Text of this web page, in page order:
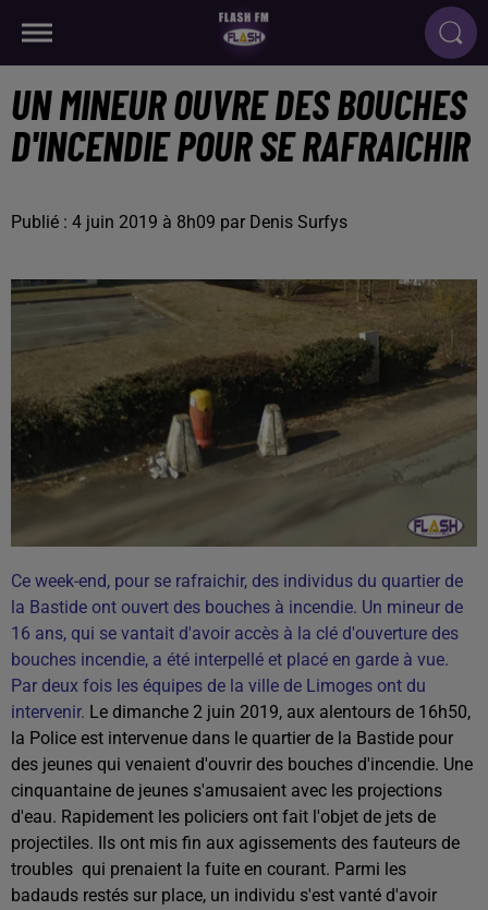
UN MINEUR OUVRE DES BOUCHES
D'INCENDIE POUR SE RAFRAICHIR
Publié : 4 juin 2019 à 8h09 par Denis Surfys
Ce week-end, pour se rafraichir, des individus du quartier de
la Bastide ont ouvert des bouches à incendie. Un mineur de
16 ans, qui se vantait d'avoir accès à la clé d'ouverture des
bouches incendie, a été interpellé et placé en garde à vue.
Par deux fois les équipes de la ville de Limoges ont du
intervenir. Le dimanche 2 juin 2019, aux alentours de 16h50,
la Police est intervenue dans le quartier de la Bastide pour
des jeunes qui venaient d'ouvrir des bouches d'incendie. Une
cinquantaine de jeunes s'amusaient avec les projections
d'eau. Rapidement les policiers ont fait l'objet de jets de
projectiles. Ils ont mis fin aux agissements des fauteurs de
troubles qui prenaient la fuite en courant. Parmi les
badauds restés sur place, un individu s'est vanté d'avoir